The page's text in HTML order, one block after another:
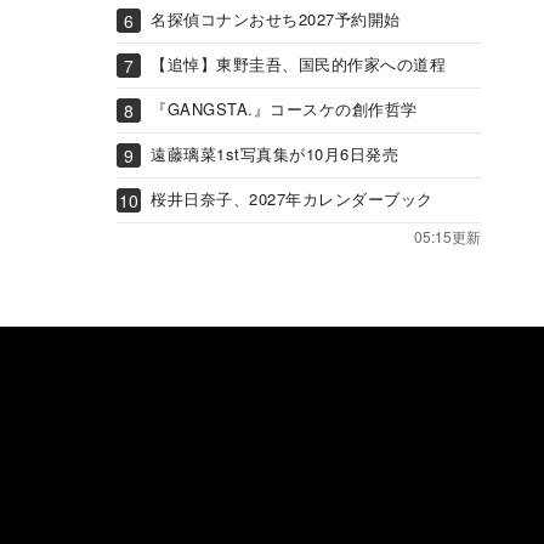
名探偵コナンおせち2027予約開始
【追悼】東野圭吾、国民的作家への道程
『GANGSTA.』コースケの創作哲学
遠藤璃菜1st写真集が10月6日発売
桜井日奈子、2027年カレンダーブック
05:15更新